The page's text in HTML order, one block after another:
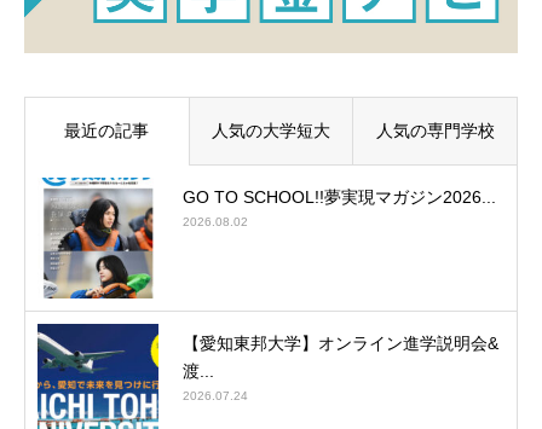
最近の記事 人気の大学短大 人気の専門学校
GO TO SCHOOL!!夢実現マガジン2026...
2026.08.02
【愛知東邦大学】オンライン進学説明会&
渡...
2026.07.24